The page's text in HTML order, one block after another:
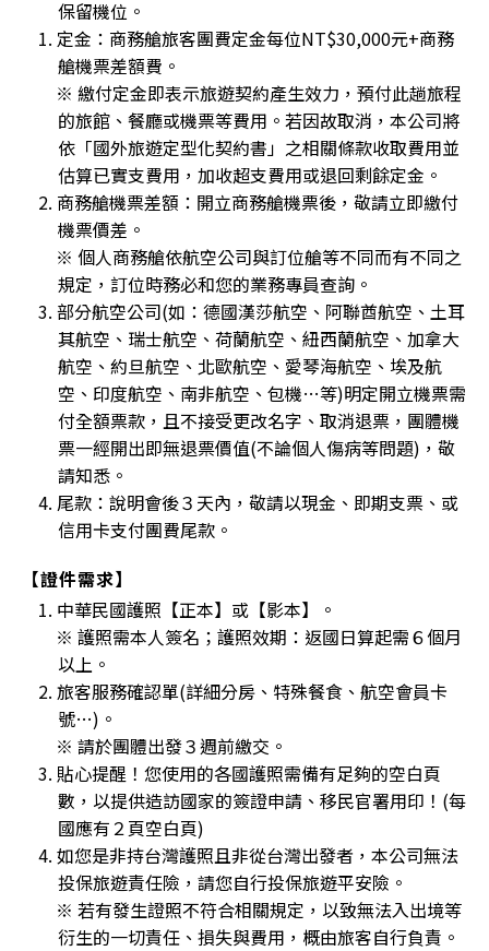
保留機位。
1. 定金：商務艙旅客團費定金每位NT$30,000元+商務
艙機票差額費。
※ 繳付定金即表示旅遊契約產生效力，預付此趟旅程
的旅館、餐廳或機票等費用。若因故取消，本公司將
依「國外旅遊定型化契約書」之相關條款收取費用並
估算已實支費用，加收超支費用或退回剩餘定金。
2. 商務艙機票差額：開立商務艙機票後，敬請立即繳付
機票價差。
※ 個人商務艙依航空公司與訂位艙等不同而有不同之
規定，訂位時務必和您的業務專員查詢。
3. 部分航空公司(如：德國漢莎航空、阿聯酋航空、土耳
其航空、瑞士航空、荷蘭航空、紐西蘭航空、加拿大
航空、約旦航空、北歐航空、愛琴海航空、埃及航
空、印度航空、南非航空、包機…等)明定開立機票需
付全額票款，且不接受更改名字、取消退票，團體機
票一經開出即無退票價值(不論個人傷病等問題)，敬
請知悉。
4. 尾款：說明會後３天內，敬請以現金、即期支票、或
信用卡支付團費尾款。
【證件需求】
1. 中華民國護照【正本】或【影本】。
※ 護照需本人簽名；護照效期：返國日算起需６個月
以上。
2. 旅客服務確認單(詳細分房、特殊餐食、航空會員卡
號…)。
※ 請於團體出發３週前繳交。
3. 貼心提醒！您使用的各國護照需備有足夠的空白頁
數，以提供造訪國家的簽證申請、移民官署用印！(每
國應有２頁空白頁)
4. 如您是非持台灣護照且非從台灣出發者，本公司無法
投保旅遊責任險，請您自行投保旅遊平安險。
※ 若有發生證照不符合相關規定，以致無法入出境等
衍生的一切責任、損失與費用，概由旅客自行負責。